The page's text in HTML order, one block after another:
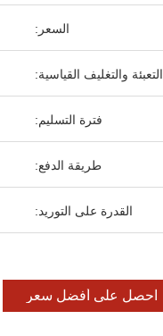
السعر:
التعبئة والتغليف القياسية:
فترة التسليم:
طريقة الدفع:
القدرة على التوريد:
احصل على أفضل سعر